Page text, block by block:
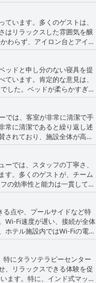
多い方が良いと感じ、以前
質であると感じています。
ます。ただし、レストランの
トランは、ディナー時の素敵
。 場合によって
オイルやバターの代わりに
くつかあり、代替の交通手段
点としています。
います。多くのゲストは、
はリラックスした雰囲気を醸
など、改善が必要な点がある
適さを損なうこともありま
保つための努力が高く評価
は、ラ・シガール・タバルカ
ッドと申し分のない寝具を提
います。肯定的な意見は、
くて揺れると表現されたもの
まざまな意見は、多くの人
全体として、多
いない、または改善が必要だ
では、客室が非常に清潔で手
常に清潔であると繰り返し述
されており、施設全体が高い
客室を含め、施設全体に及
合わせることで、快適さと衛
では、スタッフの丁寧さ、
す。多くのゲストが、チーム
に言及されています。プール
立った個人も紹介されていま
幅に向上させました。 時
ッフは最高のサービスを提供
点や、プールサイドなど特
Wi-Fi速度が遅い、接続が全体
ホテル施設内ではWi-Fiの電波
ホテル内の場所によってサー
にタラソテラピーセンター
、リラックスできる体験を促